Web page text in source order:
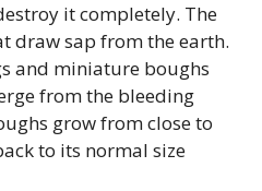
it completely. The
draw sap from the earth.
and miniature boughs
from the bleeding
grow from close to
to its normal size